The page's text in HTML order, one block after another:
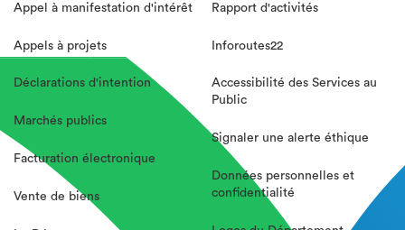
Appel à manifestation d'intérêt
Appels à projets
Déclarations d'intention
Marchés publics
Facturation électronique
Vente de biens
Rapport d'activités
Inforoutes22
Accessibilité des Services au
Public
Signaler une alerte éthique
Données personnelles et
confidentialité